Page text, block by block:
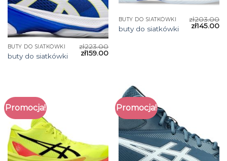
BUTY DO SIATKÓWKI
buty do siatkówki
zł223.00
zł159.00
BUTY DO SIATKÓWKI
buty do siatkówki
zł203.00
zł145.00
Promocja! Promocja!